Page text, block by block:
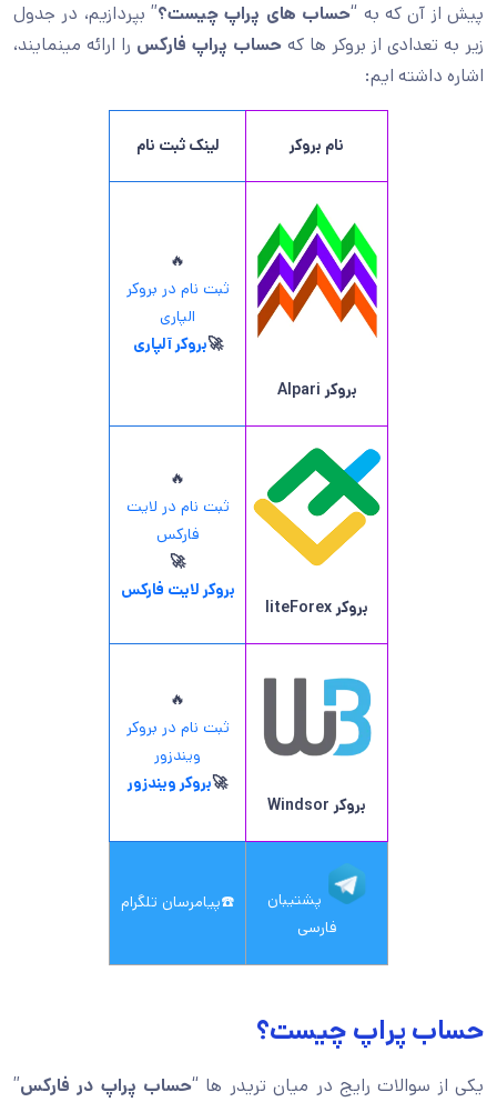
پیش از آن که به “حساب های پراپ چیست؟” بپردازیم، در جدول
زیر به تعدادی از بروکر ها که حساب پراپ فارکس را ارائه مینمایند،
اشاره داشته ایم:
نام بروکر لینک ثبت نام
بروکر Alpari
🔥
ثبت نام در بروکر
الپاری
🚀بروکر آلپاری
بروکر liteForex
🔥
ثبت نام در لایت
فارکس
🚀
بروکر لایت فارکس
بروکر Windsor
🔥
ثبت نام در بروکر
ویندزور
🚀بروکر ویندزور
پشتیبان
فارسی
☎️پیامرسان تلگرام
حساب پراپ چیست؟
یکی از سوالات رایج در میان تریدر ها “حساب پراپ در فارکس”